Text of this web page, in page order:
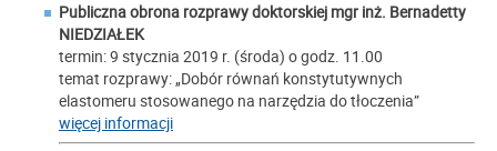
Publiczna obrona rozprawy doktorskiej mgr inż. Bernadetty
NIEDZIAŁEK
termin: 9 stycznia 2019 r. (środa) o godz. 11.00
temat rozprawy: „Dobór równań konstytutywnych
elastomeru stosowanego na narzędzia do tłoczenia”
więcej informacji